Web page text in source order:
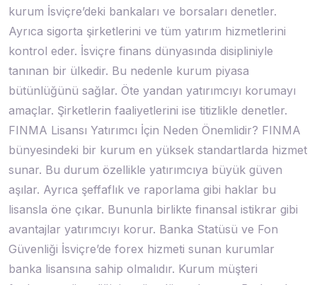
kurum İsviçre’deki bankaları ve borsaları denetler.
Ayrıca sigorta şirketlerini ve tüm yatırım hizmetlerini
kontrol eder. İsviçre finans dünyasında disipliniyle
tanınan bir ülkedir. Bu nedenle kurum piyasa
bütünlüğünü sağlar. Öte yandan yatırımcıyı korumayı
amaçlar. Şirketlerin faaliyetlerini ise titizlikle denetler.
FINMA Lisansı Yatırımcı İçin Neden Önemlidir? FINMA
bünyesindeki bir kurum en yüksek standartlarda hizmet
sunar. Bu durum özellikle yatırımcıya büyük güven
aşılar. Ayrıca şeffaflık ve raporlama gibi haklar bu
lisansla öne çıkar. Bununla birlikte finansal istikrar gibi
avantajlar yatırımcıyı korur. Banka Statüsü ve Fon
Güvenliği İsviçre’de forex hizmeti sunan kurumlar
banka lisansına sahip olmalıdır. Kurum müşteri